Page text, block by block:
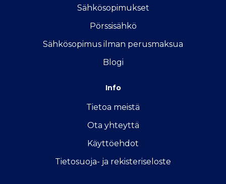
Sähkösopimukset
Pörssisähkö
Sähkösopimus ilman perusmaksua
Blogi
Info
Tietoa meistä
Ota yhteyttä
Käyttöehdot
Tietosuoja- ja rekisteriseloste